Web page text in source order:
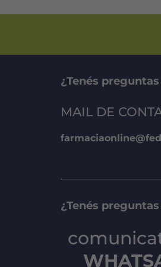
¿Tenés
MAIL DE
¿Tenés